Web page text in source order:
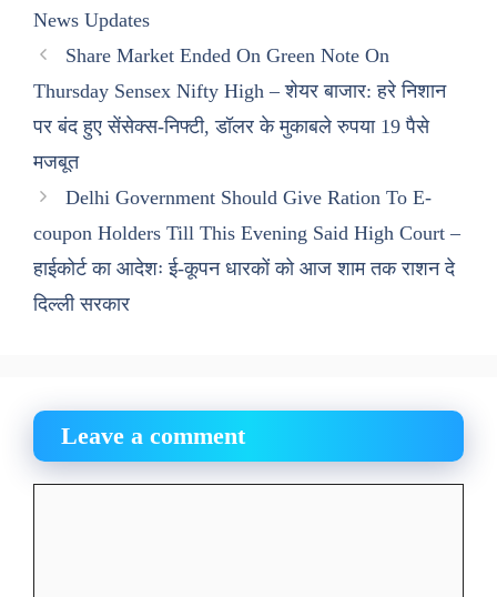
News Updates
Share Market Ended On Green Note On
Thursday Sensex Nifty High – शेयर बाजार: हरे निशान
पर बंद हुए सेंसेक्स-निफ्टी, डॉलर के मुकाबले रुपया 19 पैसे
मजबूत
Delhi Government Should Give Ration To E-
coupon Holders Till This Evening Said High Court –
हाईकोर्ट का आदेशः ई-कूपन धारकों को आज शाम तक राशन दे
दिल्ली सरकार
Leave a comment